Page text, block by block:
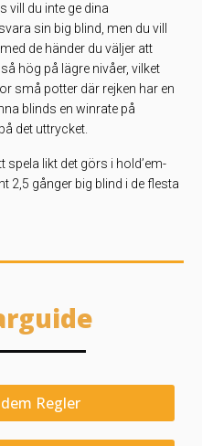
vill du inte ge dina
sin big blind, men du vill
de händer du väljer att
hög på lägre nivåer, vilket
små potter där rejken har en
blinds en winrate på
det uttrycket.
spela likt det görs i hold’em-
2,5 gånger big blind i de flesta
Regler